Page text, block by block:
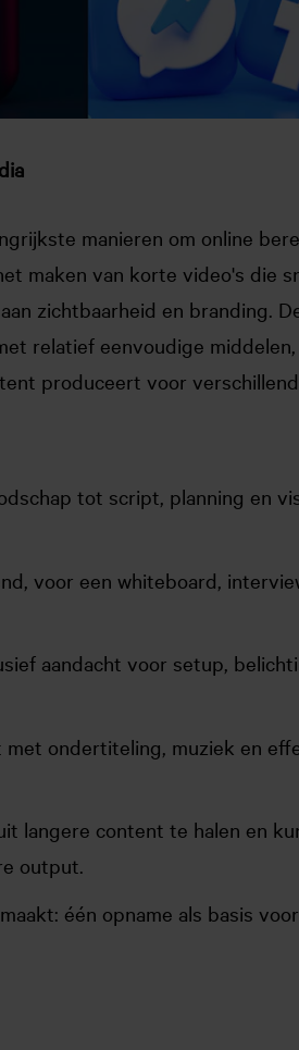
manieren om online
maken van korte video's die
zichtbaarheid en branding.
relatief eenvoudige middelen,
produceert voor
tot script, planning en
voor een whiteboard,
aandacht voor setup,
ondertiteling, muziek en
langere content te halen en
output.
één opname als basis voor